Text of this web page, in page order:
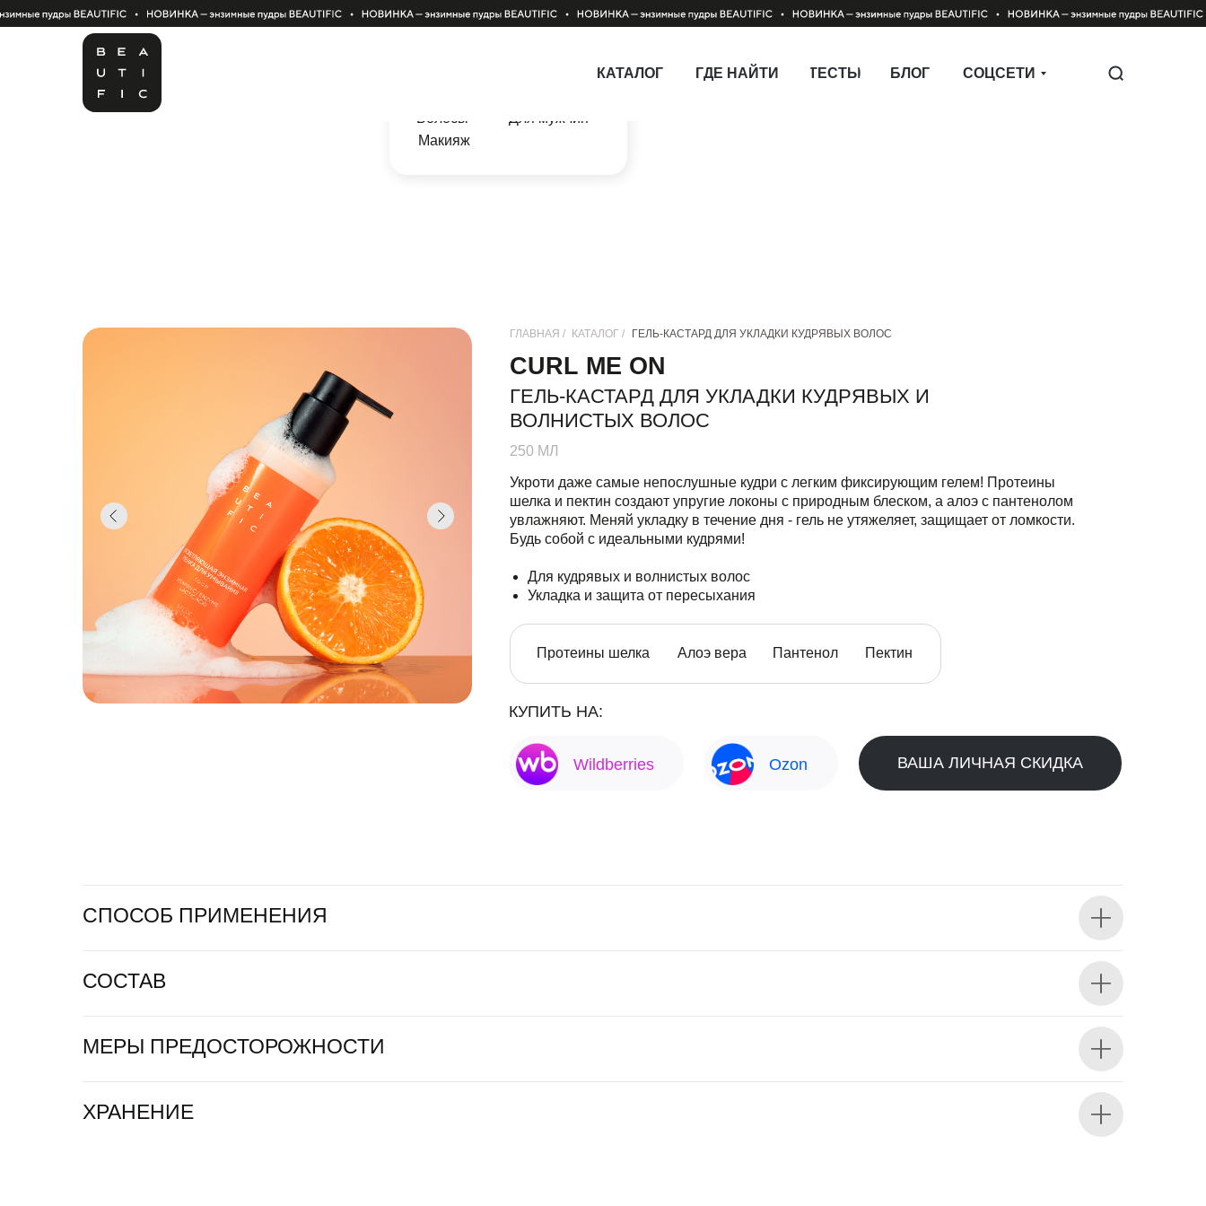
СОЦСЕТИ
ТЕСТЫ БЛОГ
ГДЕ НАЙТИ
КАТАЛОГ
Для мужчин
Макияж
Волосы
КУПИТЬ НА:
Wildberries Оzon ВАША ЛИЧНАЯ СКИДКА
250 МЛ
Укроти даже самые непослушные кудри с легким фиксирующим гелем! Протеины
шелка и пектин создают упругие локоны с природным блеском, а алоэ с пантенолом
увлажняют. Меняй укладку в течение дня - гель не утяжеляет, защищает от ломкости.
Будь собой с идеальными кудрями!
Для кудрявых и волнистых волос
Укладка и защита от пересыхания
Алоэ вера Пантенол Пектин
Протеины шелка
ГЕЛЬ-КАСТАРД ДЛЯ УКЛАДКИ КУДРЯВЫХ И
ВОЛНИСТЫХ ВОЛОС
CURL ME ON
ГЛАВНАЯ / ГЕЛЬ-КАСТАРД ДЛЯ УКЛАДКИ КУДРЯВЫХ ВОЛОС
КАТАЛОГ /
СПОСОБ ПРИМЕНЕНИЯ
СОСТАВ
МЕРЫ ПРЕДОСТОРОЖНОСТИ
ХРАНЕНИЕ